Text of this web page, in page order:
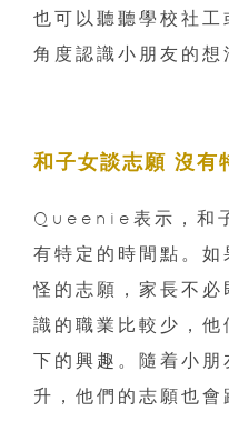
也可以聽聽學校社
角度認識小朋友的想
和子女談志願 沒有
Queenie表示，和
有特定的時間點。
怪的志願，家長不
識的職業比較少，
下的興趣。隨着小朋
升，他們的志願也會